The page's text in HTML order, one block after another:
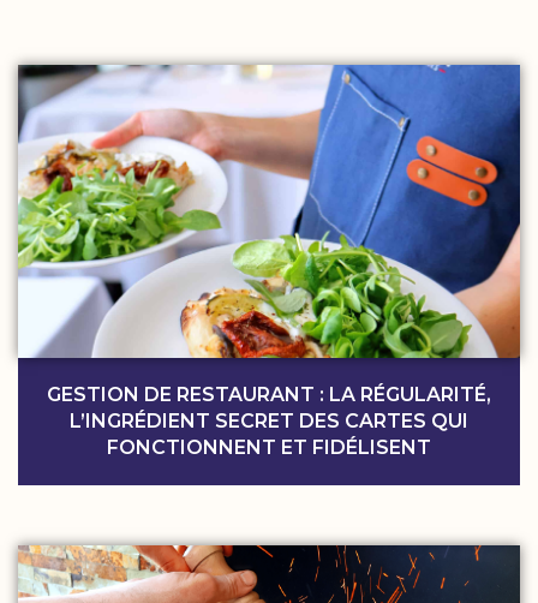
GESTION DE RESTAURANT : LA RÉGULARITÉ,
L’INGRÉDIENT SECRET DES CARTES QUI
FONCTIONNENT ET FIDÉLISENT